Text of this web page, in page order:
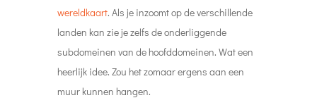
wereldkaart. Als je inzoomt op de verschillende
landen kan zie je zelfs de onderliggende
subdomeinen van de hoofddomeinen. Wat een
heerlijk idee. Zou het zomaar ergens aan een
muur kunnen hangen.